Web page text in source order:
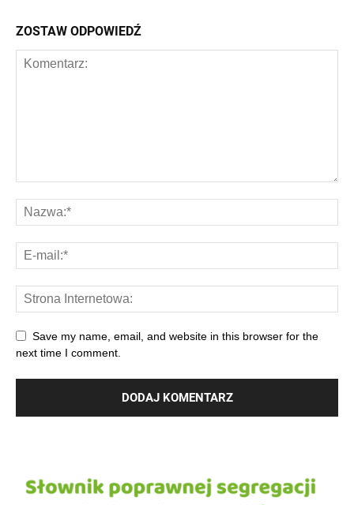
ZOSTAW ODPOWIEDŹ
Save my name, email, and website in this browser for the
next time I comment.